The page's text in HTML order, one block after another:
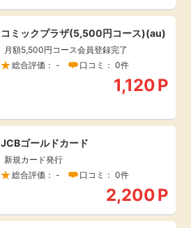
コミックプラザ(5,500円コース)(au)
月額5,500円コース会員登録完了
総合評価： -
口コミ： 0件
1,120P
JCBゴールドカード
新規カード発行
総合評価： -
口コミ： 0件
2,200P